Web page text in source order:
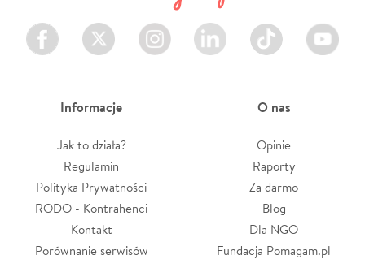
Facebook Twitter Instagram LinkedIn TikTok Youtube
Informacje
Jak to działa?
Regulamin
Polityka Prywatności
RODO - Kontrahenci
Kontakt
Porównanie serwisów
O nas
Opinie
Raporty
Za darmo
Blog
Dla NGO
Fundacja Pomagam.pl